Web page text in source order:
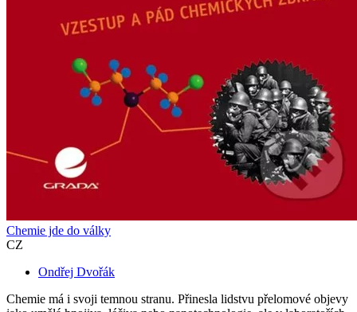
Chemie jde do války
CZ
Ondřej Dvořák
Chemie má i svoji temnou stranu. Přinesla lidstvu přelomové objevy